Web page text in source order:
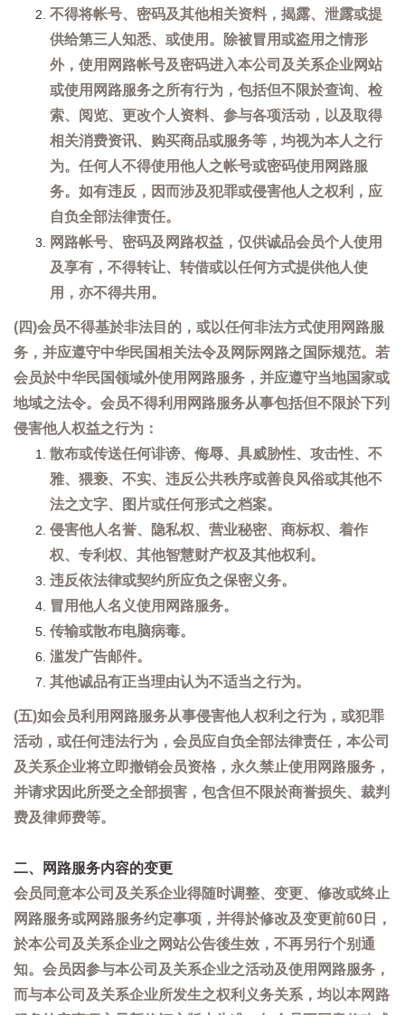
不得将帐号、密码及其他相关资料，揭露、泄露或提
供给第三人知悉、或使用。除被冒用或盗用之情形
外，使用网路帐号及密码进入本公司及关系企业网站
或使用网路服务之所有行为，包括但不限於查询、检
索、阅览、更改个人资料、参与各项活动，以及取得
相关消费资讯、购买商品或服务等，均视为本人之行
为。任何人不得使用他人之帐号或密码使用网路服
务。如有违反，因而涉及犯罪或侵害他人之权利，应
自负全部法律责任。
网路帐号、密码及网路权益，仅供诚品会员个人使用
及享有，不得转让、转借或以任何方式提供他人使
用，亦不得共用。
(四)会员不得基於非法目的，或以任何非法方式使用网路服
务，并应遵守中华民国相关法令及网际网路之国际规范。若
会员於中华民国领域外使用网路服务，并应遵守当地国家或
地域之法令。会员不得利用网路服务从事包括但不限於下列
侵害他人权益之行为：
散布或传送任何诽谤、侮辱、具威胁性、攻击性、不
雅、猥亵、不实、违反公共秩序或善良风俗或其他不
法之文字、图片或任何形式之档案。
侵害他人名誉、隐私权、营业秘密、商标权、着作
权、专利权、其他智慧财产权及其他权利。
违反依法律或契约所应负之保密义务。
冒用他人名义使用网路服务。
传输或散布电脑病毒。
滥发广告邮件。
其他诚品有正当理由认为不适当之行为。
(五)如会员利用网路服务从事侵害他人权利之行为，或犯罪
活动，或任何违法行为，会员应自负全部法律责任，本公司
及关系企业将立即撤销会员资格，永久禁止使用网路服务，
并请求因此所受之全部损害，包含但不限於商誉损失、裁判
费及律师费等。
二、网路服务内容的变更
会员同意本公司及关系企业得随时调整、变更、修改或终止
网路服务或网路服务约定事项，并得於修改及变更前60日，
於本公司及关系企业之网站公告後生效，不再另行个别通
知。会员因参与本公司及关系企业之活动及使用网路服务，
而与本公司及关系企业所发生之权利义务关系，均以本网路